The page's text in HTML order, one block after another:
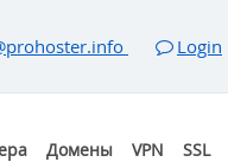
Login
Домены VPN SSL